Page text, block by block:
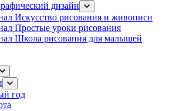
дизайн
Искусство рисования и живописи
Простые уроки рисования
Школа рисования для малышей
год